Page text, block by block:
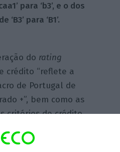
para ‘b3’, e o dos
para ‘B1’.
do rating
crédito “reflete a
de Portugal de
+”, bem como as
critérios de crédito,
do plano
2021”.